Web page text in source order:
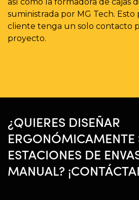
suministrada por MG Tech. Esto
cliente tenga un solo contacto
proyecto.
¿QUIERES DISEÑAR
ERGONÓMICAMENTE
ESTACIONES DE
MANUAL?